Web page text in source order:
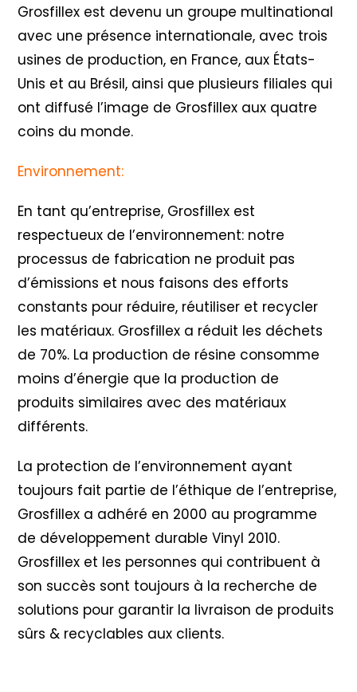
Grosfillex est devenu un groupe multinational
avec une présence internationale, avec trois
usines de production, en France, aux États-
Unis et au Brésil, ainsi que plusieurs filiales qui
ont diffusé l’image de Grosfillex aux quatre
coins du monde.
Environnement:
En tant qu’entreprise, Grosfillex est
respectueux de l’environnement: notre
processus de fabrication ne produit pas
d’émissions et nous faisons des efforts
constants pour réduire, réutiliser et recycler
les matériaux. Grosfillex a réduit les déchets
de 70%. La production de résine consomme
moins d’énergie que la production de
produits similaires avec des matériaux
différents.
La protection de l’environnement ayant
toujours fait partie de l’éthique de l’entreprise,
Grosfillex a adhéré en 2000 au programme
de développement durable Vinyl 2010.
Grosfillex et les personnes qui contribuent à
son succès sont toujours à la recherche de
solutions pour garantir la livraison de produits
sûrs & recyclables aux clients.